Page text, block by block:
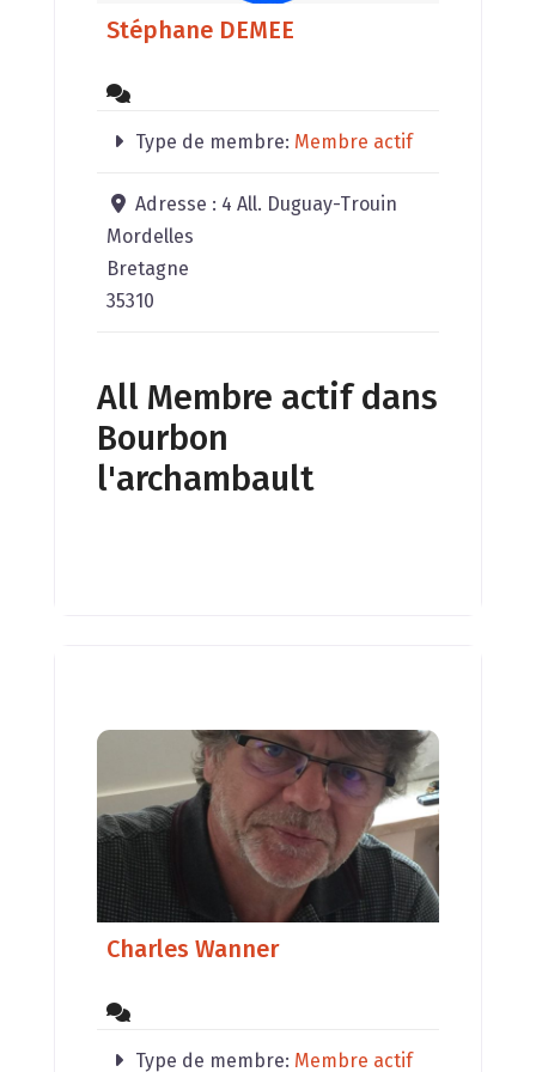
Stéphane DEMEE
Type de membre: Membre actif
Adresse : 4 All. Duguay-Trouin
Mordelles
Bretagne
35310
All Membre actif dans
Bourbon
l'archambault
Charles Wanner
Type de membre: Membre actif